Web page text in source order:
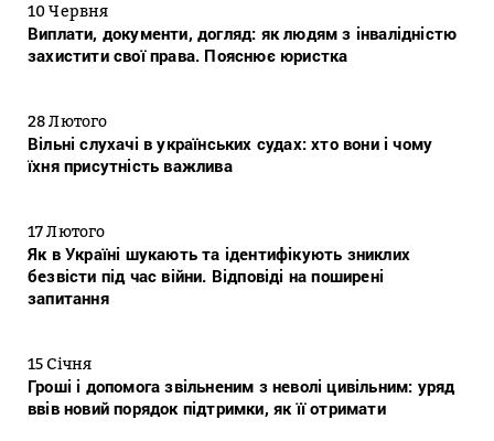
10 Червня
Виплати, документи, догляд: як людям з інвалідністю
захистити свої права. Пояснює юристка
28 Лютого
Вільні слухачі в українських судах: хто вони і чому
їхня присутність важлива
17 Лютого
Як в Україні шукають та ідентифікують зниклих
безвісти під час війни. Відповіді на поширені
запитання
15 Січня
Гроші і допомога звільненим з неволі цивільним: уряд
ввів новий порядок підтримки, як її отримати